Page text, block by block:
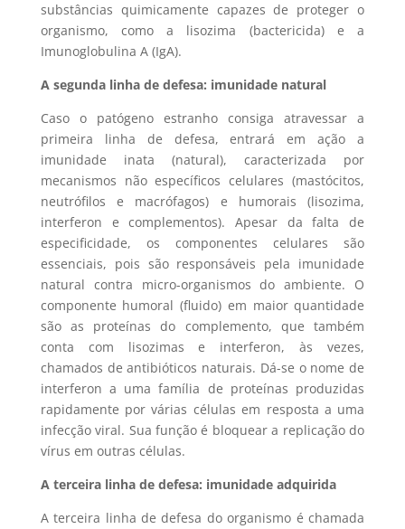
substâncias quimicamente capazes de proteger o
organismo, como a lisozima (bactericida) e a
Imunoglobulina A (IgA).
A segunda linha de defesa: imunidade natural
Caso o patógeno estranho consiga atravessar a
primeira linha de defesa, entrará em ação a
imunidade inata (natural), caracterizada por
mecanismos não específicos celulares (mastócitos,
neutrófilos e macrófagos) e humorais (lisozima,
interferon e complementos). Apesar da falta de
especificidade, os componentes celulares são
essenciais, pois são responsáveis pela imunidade
natural contra micro-organismos do ambiente. O
componente humoral (fluido) em maior quantidade
são as proteínas do complemento, que também
conta com lisozimas e interferon, às vezes,
chamados de antibióticos naturais. Dá-se o nome de
interferon a uma família de proteínas produzidas
rapidamente por várias células em resposta a uma
infecção viral. Sua função é bloquear a replicação do
vírus em outras células.
A terceira linha de defesa: imunidade adquirida
A terceira linha de defesa do organismo é chamada